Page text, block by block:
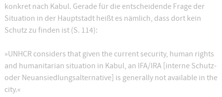
konkret nach Kabul. Gerade für die entscheidende Frage der
Situation in der Hauptstadt heißt es nämlich, dass dort kein
Schutz zu finden ist (S. 114):
»UNHCR considers that given the current security, human rights
and humanitarian situation in Kabul, an IFA/IRA [interne Schutz-
oder Neuansiedlungsalternative] is generally not available in the
city.«